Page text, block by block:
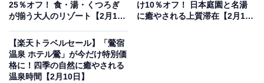
楽天トラベルでホテルを見る
25％オフ！ 食・湯・くつろぎ
が揃う大人のリゾート【2月10
け10％オフ！ 日本庭園と名湯
に癒やされる上質滞在【2月10
【楽天トラベルセール】「鶯宿
温泉 ホテル鶯」が今だけ特別価
格に！四季の自然に癒やされる
温泉時間【2月10日】